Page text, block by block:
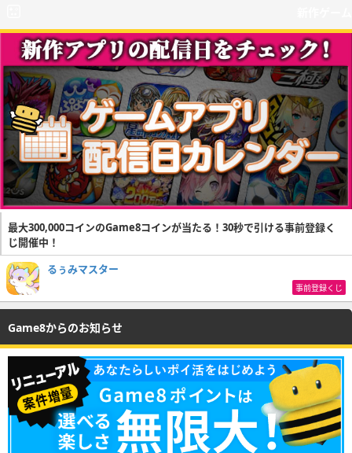
最大300,000コインのGame8コインが当たる！30秒で引ける事前登録く
じ開催中！
るぅみマスター
事前登録くじ
Game8からのお知らせ